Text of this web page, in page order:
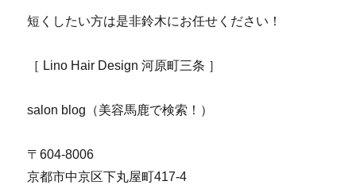
短くしたい方は是非鈴木にお任せください！
［ Lino Hair Design 河原町三条 ］
salon blog（美容馬鹿で検索！）
〒604-8006
京都市中京区下丸屋町417-4